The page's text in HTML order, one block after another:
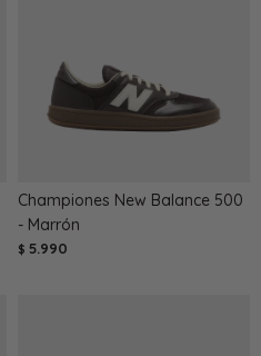
Championes New Balance 500
- Marrón
$ 5.990